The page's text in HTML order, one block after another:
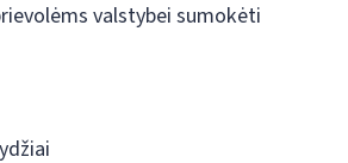
valstybei sumokėti